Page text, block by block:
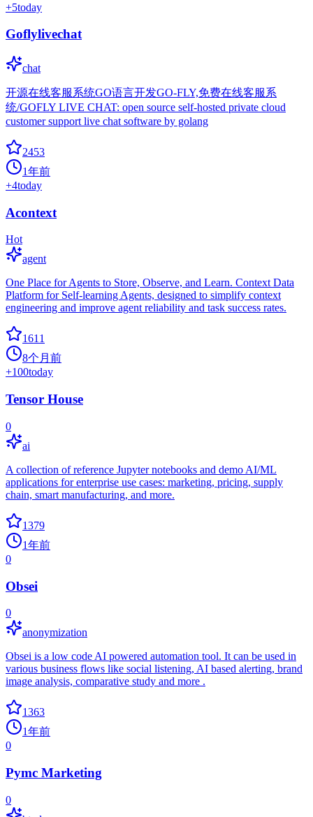
+5today
Goflylivechat
chat
开源在线客服系统GO语言开发GO-FLY,免费在线客服系
统/GOFLY LIVE CHAT: open source self-hosted private cloud
customer support live chat software by golang
2453
1年前
+4today
Acontext
Hot
agent
One Place for Agents to Store, Observe, and Learn. Context Data
Platform for Self-learning Agents, designed to simplify context
engineering and improve agent reliability and task success rates.
1611
8个月前
+100today
Tensor House
0
ai
A collection of reference Jupyter notebooks and demo AI/ML
applications for enterprise use cases: marketing, pricing, supply
chain, smart manufacturing, and more.
1379
1年前
0
Obsei
0
anonymization
Obsei is a low code AI powered automation tool. It can be used in
various business flows like social listening, AI based alerting, brand
image analysis, comparative study and more .
1363
1年前
0
Pymc Marketing
0